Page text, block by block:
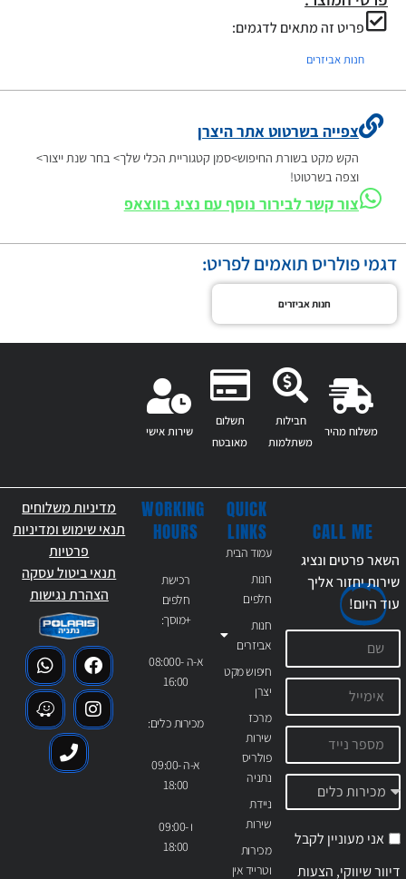
פריט זה מתאים לדגמים:
חנות אביזרים
צפייה בשרטוט אתר היצרן
הקש מקט בשורת החיפוש>סמן קטגוריית הכלי שלך> בחר שנת ייצור>
וצפה בשרטוט!
צור קשר לבירור נוסף עם נציג בווצאפ
דגמי פולריס תואמים לפריט:
חנות אביזרים
משלוח מהיר
חבילות
משתלמות
תשלום
מאובטח
שירות אישי
QUICK
LINKS
עמוד הבית
חנות
חלפים
חנות
אביזרים
חיפוש מקט
יצרן
מרכז
שירות
פולריס
נתניה
ניידת
שירות
מכירות
וטרייד אין
WORKING
HOURS
רכישת
חלפים
+מוסך:
א-ה 08:000-
16:00
מכירות כלים:
א-ה 09:00-
18:00
ו 09:00-
18:00
CALL ME
השאר פרטים ונציג
שירות יחזור אליך
עודהיום!
אני מעוניין לקבל
דיוור שיווקי, הצעות
מדיניות משלוחים
תנאי שימוש ומדיניות
פרטיות
תנאי ביטול עסקה
הצהרת נגישות